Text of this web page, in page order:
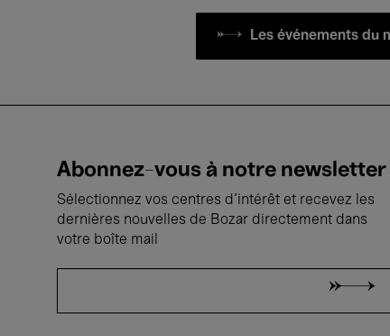
Les événements du
Abonnez-vous à notre newsletter
Sélectionnez vos centres d'intérêt et recevez les
dernières nouvelles de Bozar directement dans
votre boîte mail